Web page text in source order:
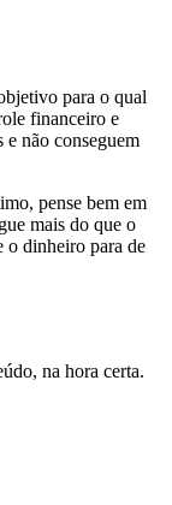
para o qual
financeiro e
não conseguem
pense bem em
mais do que o
o dinheiro para de
na hora certa.